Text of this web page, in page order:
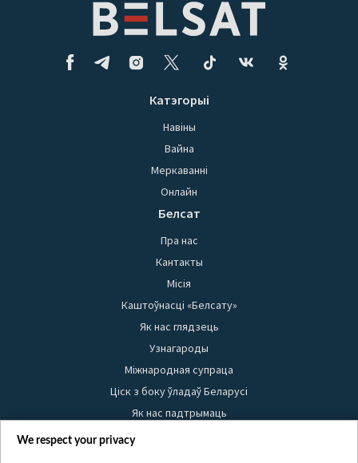
Катэгорыі
Навіны
Вайна
Меркаванні
Онлайн
Белсат
Пра нас
Кантакты
Місія
Каштоўнасці «Белсату»
Як нас глядзець
Узнагароды
Міжнародная супраца
Ціск з боку ўладаў Беларусі
Як нас падтрымаць
Правілы выкарыстання матэрыялаў
We respect your privacy